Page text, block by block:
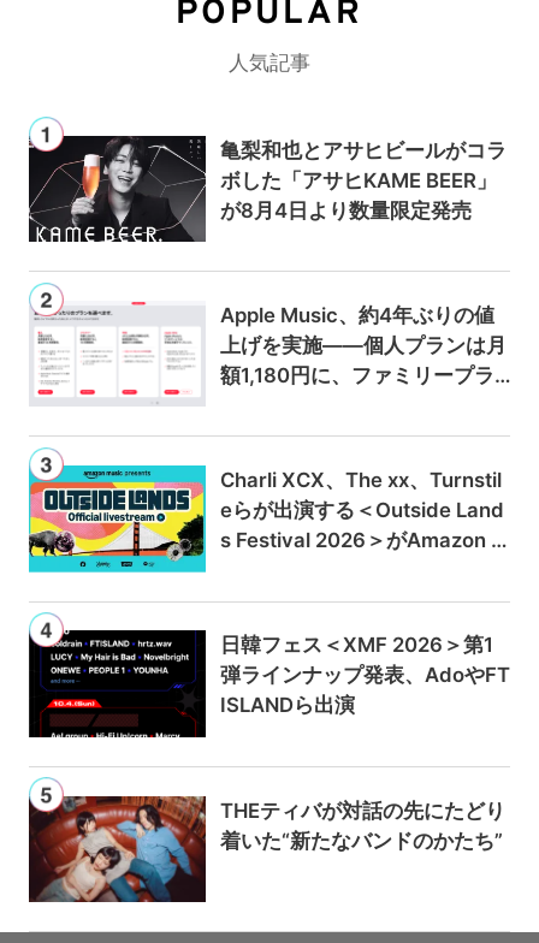
POPULAR
人気記事
亀梨和也とアサヒビールがコラ
ボした「アサヒKAME BEER」
が8月4日より数量限定発売
Apple Music、約4年ぶりの値
上げを実施——個人プランは月
額1,180円に、ファミリープラ
Charli XCX、The xx、Turnstil
eらが出演する＜Outside Land
s Festival 2026＞がAmazon M
ブ配信
日韓フェス＜XMF 2026＞第1
弾ラインナップ発表、AdoやFT
ISLANDら出演
THEティバが対話の先にたどり
着いた“新たなバンドのかたち”